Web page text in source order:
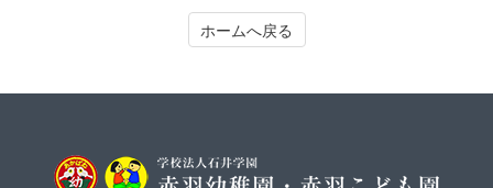
ホームへ戻る